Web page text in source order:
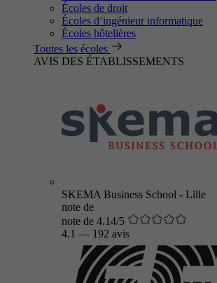
Écoles de droit
Écoles d’ingénieur informatique
Écoles hôtelières
Toutes les écoles
AVIS DES ÉTABLISSEMENTS
SKEMA Business School - Lille
note de
note de 4.14/5
4.1 — 192 avis